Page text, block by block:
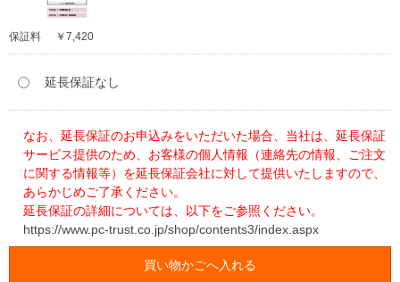
保証料 ￥7,420
延長保証なし
なお、延長保証のお申込みをいただいた場合、当社は、延長保証
サービス提供のため、お客様の個人情報（連絡先の情報、ご注文
に関する情報等）を延長保証会社に対して提供いたしますので、
あらかじめご了承ください。
延長保証の詳細については、以下をご参照ください。
https://www.pc-trust.co.jp/shop/contents3/index.aspx